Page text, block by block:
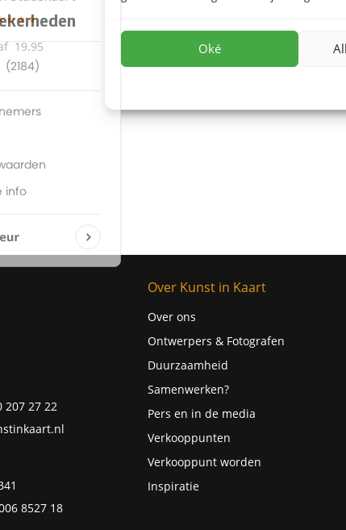
Oké
19.95
207 27 22
8527 18
Over Kunst in Kaart
Over ons
Ontwerpers & Fotografen
Duurzaamheid
Samenwerken?
Pers en in de media
Verkooppunten
Verkooppunt worden
Inspiratie